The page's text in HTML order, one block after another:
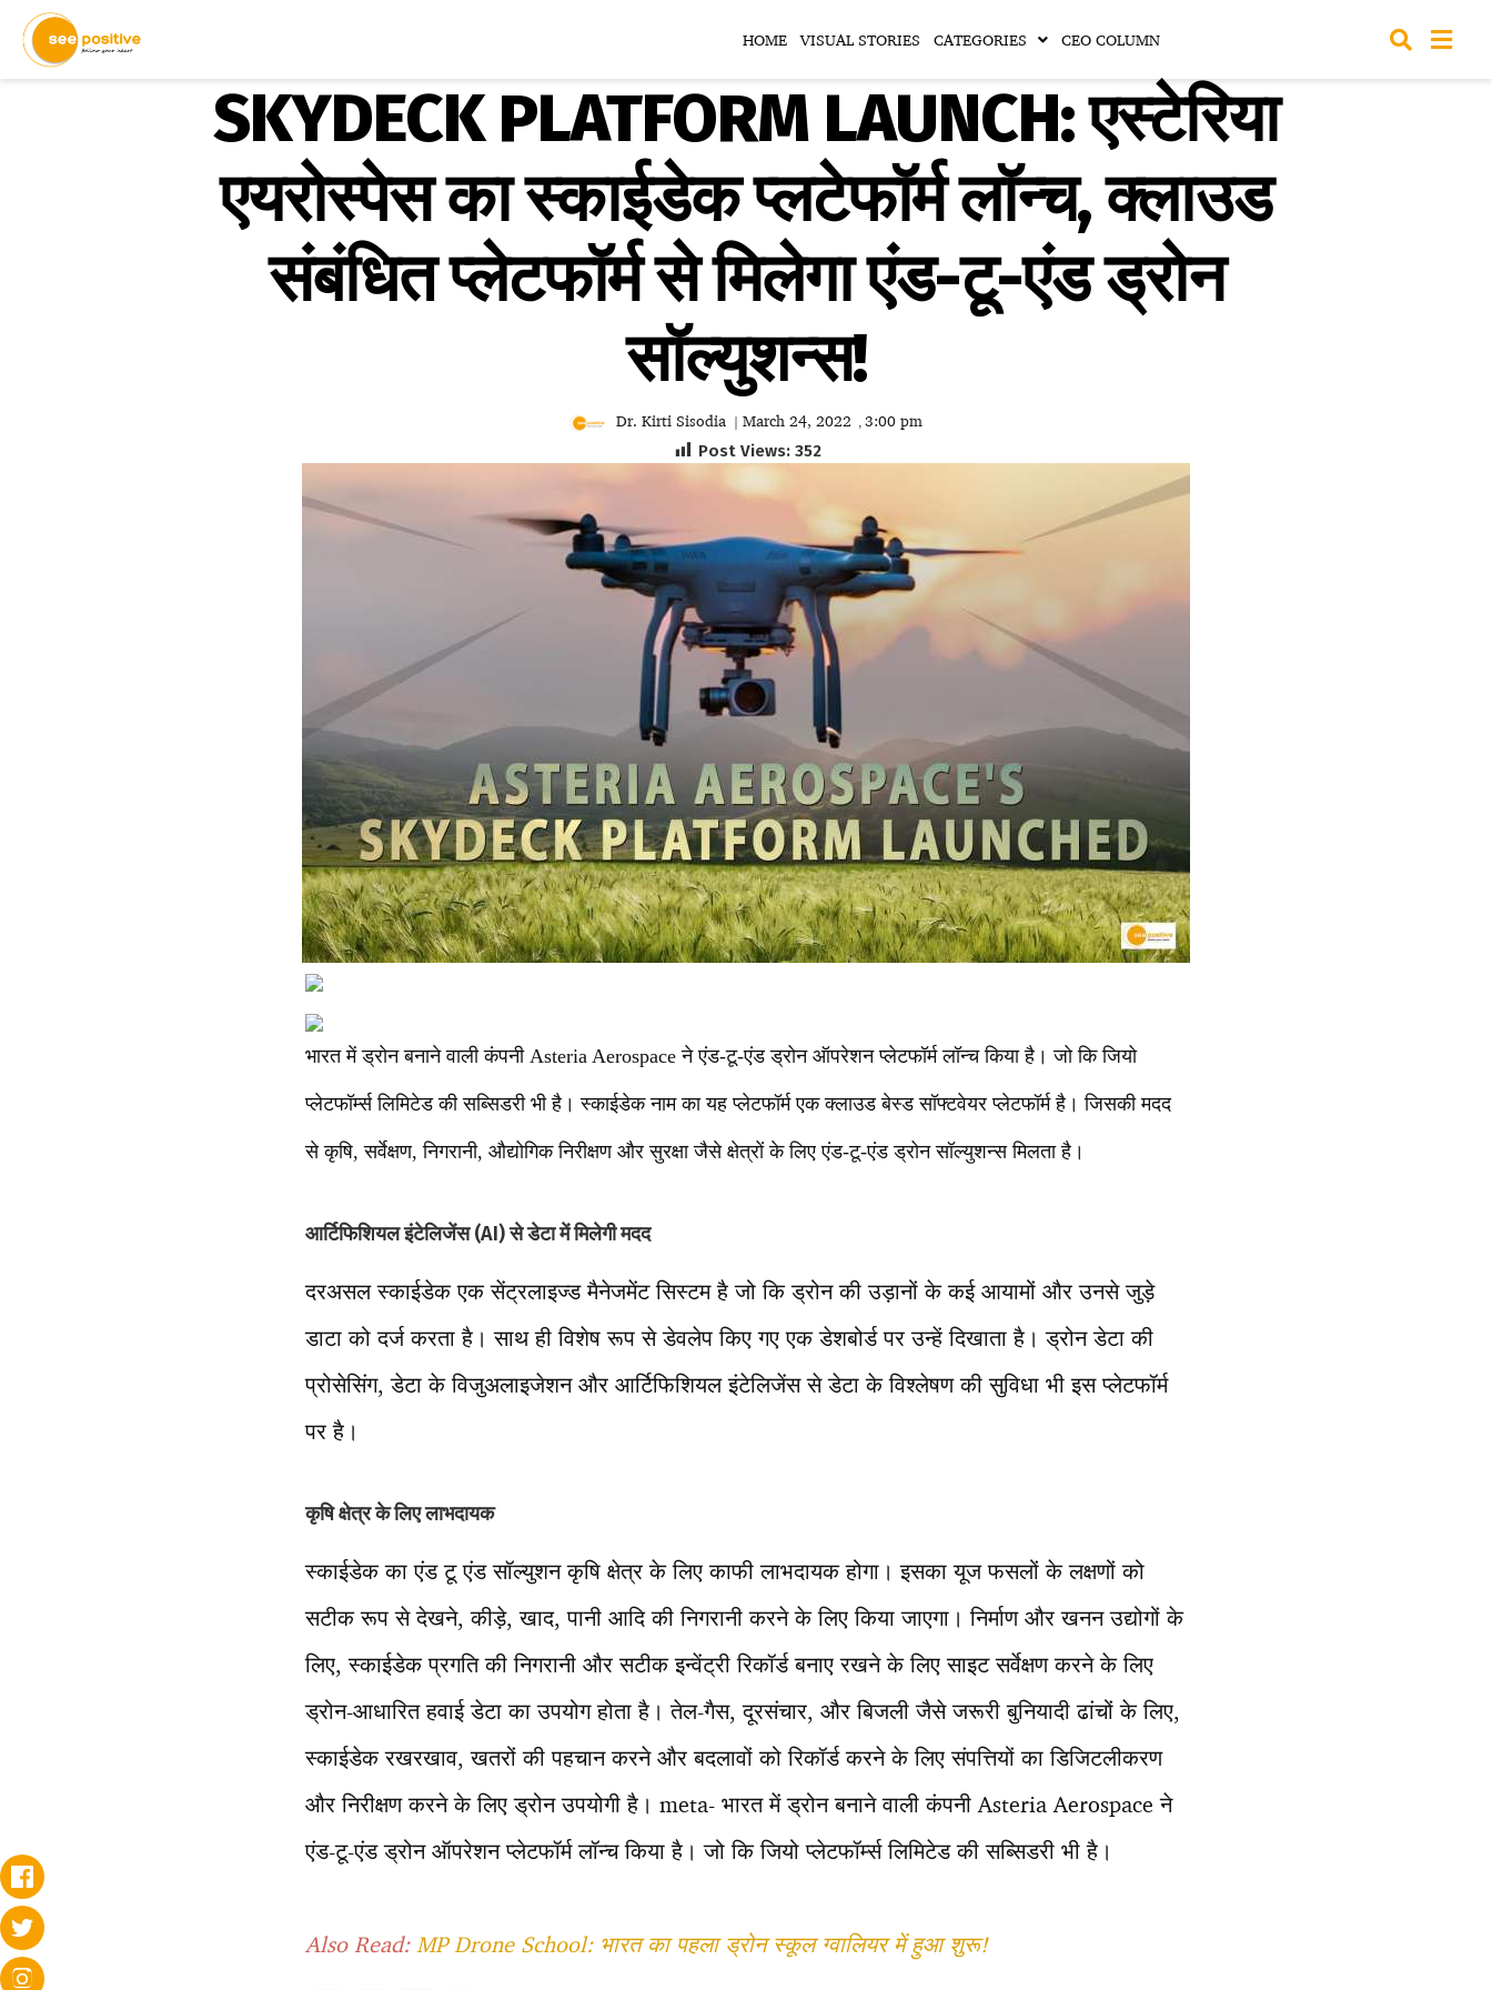
HOME VISUAL STORIES CATEGORIES CEO COLUMN
SKYDECK PLATFORM LAUNCH: एस्टेरिया
एयरोस्पेस का स्काईडेक प्लटेफॉर्म लॉन्च, क्लाउड
संबंधित प्लेटफॉर्म से मिलेगा एंड-टू-एंड ड्रोन
सॉल्युशन्स!
Dr. Kirti Sisodia | March 24, 2022 , 3:00 pm
Post Views: 352
भारत में ड्रोन बनाने वाली कंपनी Asteria Aerospace ने एंड-टू-एंड ड्रोन ऑपरेशन प्लेटफॉर्म लॉन्च किया है। जो कि जियो
प्लेटफॉर्म्स लिमिटेड की सब्सिडरी भी है। स्काईडेक नाम का यह प्लेटफॉर्म एक क्लाउड बेस्ड सॉफ्टवेयर प्लेटफॉर्म है। जिसकी मदद
से कृषि, सर्वेक्षण, निगरानी, औद्योगिक निरीक्षण और सुरक्षा जैसे क्षेत्रों के लिए एंड-टू-एंड ड्रोन सॉल्युशन्स मिलता है।
आर्टिफिशियल इंटेलिजेंस (AI) से डेटा में मिलेगी मदद
दरअसल स्काईडेक एक सेंट्रलाइज्ड मैनेजमेंट सिस्टम है जो कि ड्रोन की उड़ानों के कई आयामों और उनसे जुड़े
डाटा को दर्ज करता है। साथ ही विशेष रूप से डेवलेप किए गए एक डेशबोर्ड पर उन्हें दिखाता है। ड्रोन डेटा की
प्रोसेसिंग, डेटा के विजुअलाइजेशन और आर्टिफिशियल इंटेलिजेंस से डेटा के विश्लेषण की सुविधा भी इस प्लेटफॉर्म
पर है।
कृषि क्षेत्र के लिए लाभदायक
स्काईडेक का एंड टू एंड सॉल्युशन कृषि क्षेत्र के लिए काफी लाभदायक होगा। इसका यूज फसलों के लक्षणों को
सटीक रूप से देखने, कीड़े, खाद, पानी आदि की निगरानी करने के लिए किया जाएगा। निर्माण और खनन उद्योगों के
लिए, स्काईडेक प्रगति की निगरानी और सटीक इन्वेंट्री रिकॉर्ड बनाए रखने के लिए साइट सर्वेक्षण करने के लिए
ड्रोन-आधारित हवाई डेटा का उपयोग होता है। तेल-गैस, दूरसंचार, और बिजली जैसे जरूरी बुनियादी ढांचों के लिए,
स्काईडेक रखरखाव, खतरों की पहचान करने और बदलावों को रिकॉर्ड करने के लिए संपत्तियों का डिजिटलीकरण
और निरीक्षण करने के लिए ड्रोन उपयोगी है। meta- भारत में ड्रोन बनाने वाली कंपनी Asteria Aerospace ने
एंड-टू-एंड ड्रोन ऑपरेशन प्लेटफॉर्म लॉन्च किया है। जो कि जियो प्लेटफॉर्म्स लिमिटेड की सब्सिडरी भी है।
Also Read: MP Drone School: भारत का पहला ड्रोन स्कूल ग्वालियर में हुआ शुरू!